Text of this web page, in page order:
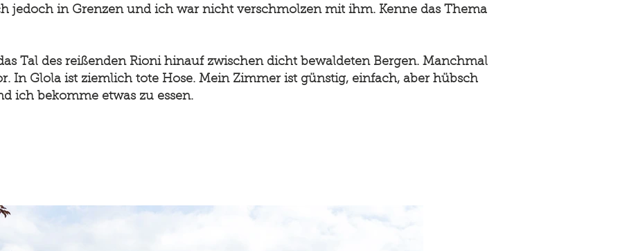
jedoch in Grenzen und ich war nicht verschmolzen mit ihm. Kenne das Thema
Tal des reißenden Rioni hinauf zwischen dicht bewaldeten Bergen. Manchmal
In Glola ist ziemlich tote Hose. Mein Zimmer ist günstig, einfach, aber hübsch
ich bekomme etwas zu essen.